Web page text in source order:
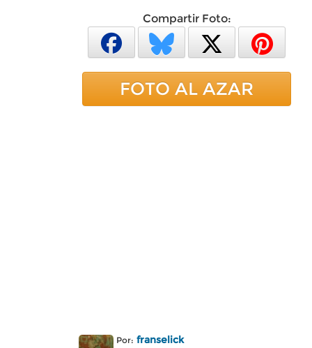
Compartir Foto:
FOTO AL AZAR
Por: franselick